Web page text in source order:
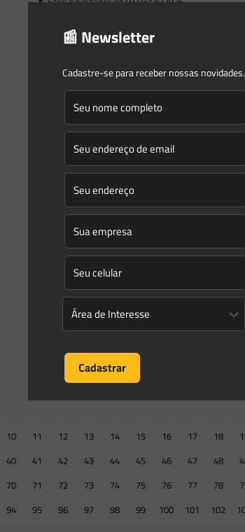
Novidades | Âmbito Estadual:
Grosso
LEI No 12.829, DE 27 DE MARÇO DE 2025 Autor:
Deputado Dr. João Institui a Política Estadual dos
Ambientais.[…]
10 11 12 13 14 15 16 17 18
40 41 42 43 44 45 46 47 48
70 71 72 73 74 75 76 77 78
94 95 96 97 98 99 100 101 102
📰 Newsletter
Cadastre-se para receber nossas novidades.